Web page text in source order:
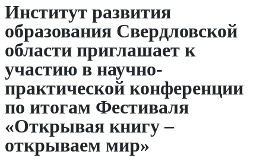
Институт развития
образования Свердловской
области приглашает к
участию в научно-
практической конференции
по итогам Фестиваля
«Открывая книгу –
открываем мир»